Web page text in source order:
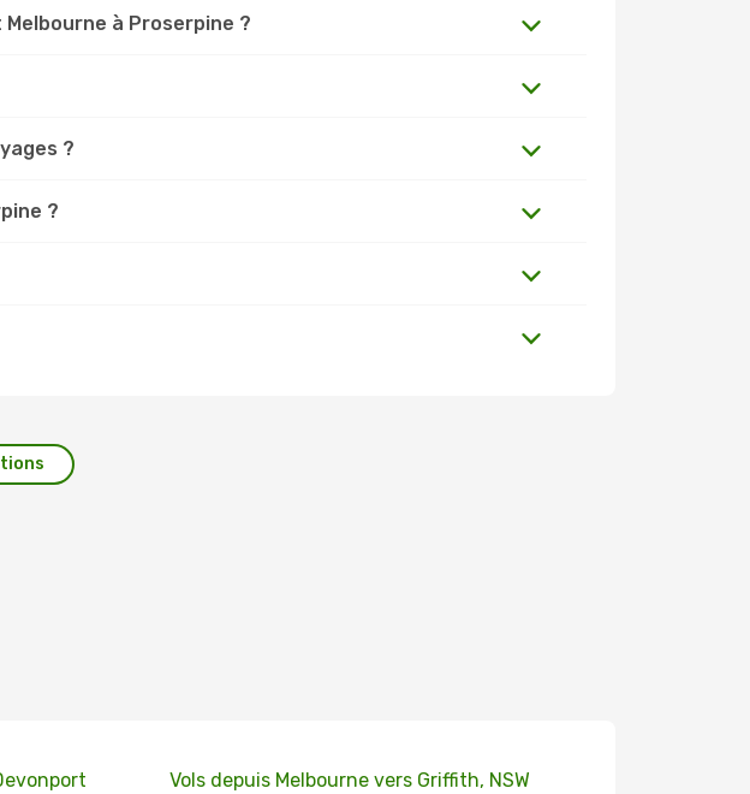
à Proserpine ?
?
?
Vols depuis Melbourne vers Griffith, NSW